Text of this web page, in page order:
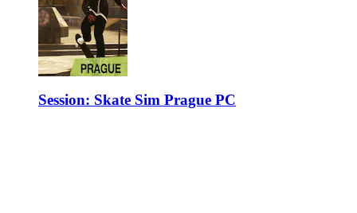
Session: Skate Sim Prague PC